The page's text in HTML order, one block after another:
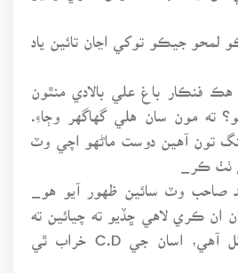
لمحو جيڪو توکي اڃان تائين ياد
هڪ فنڪار باغ علي بالادي منٿون
ته مون سان هلي گهاگهر وڄاءِ.
تون آهين دوست ماڻهو اچي وٽ
صاحب وٽ سائين ظهور آيو هو_
ان ڪري لاهي ڇڏيو ته چيائين ته
توکي سنڌي ٽوپي پاتل آهي، اسان جي C.D خراب ٿي